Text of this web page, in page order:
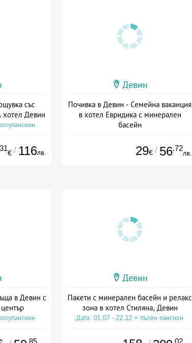
със
хотел Девин
€ / 116лв.
Девин
Почивка в Девин - Семейна ваканция
в хотел Евридика с минерален
басейн
29€ / 56.72
лв.
в Девин с
.85
Девин
Пакети с минерален басейн и релакс
зона в хотел Стиляна, Девин
Дата: 01.07 - 22.12 + пълен пансион
.02